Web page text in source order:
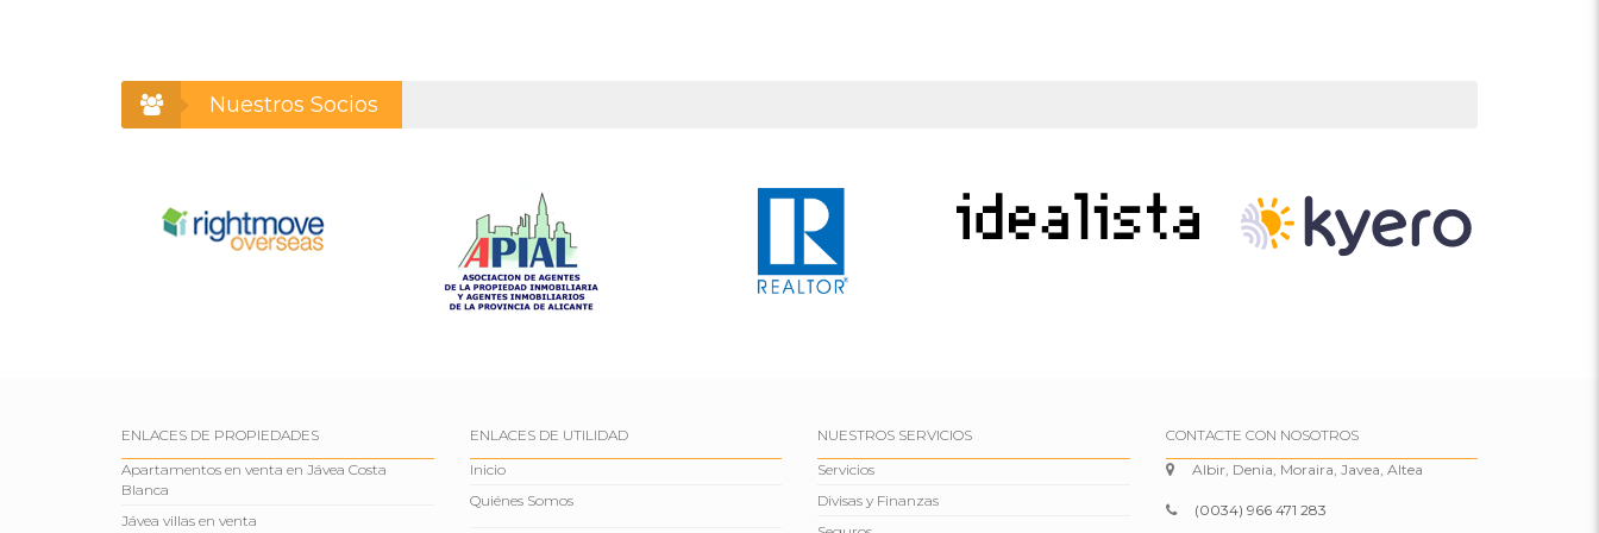
Nuestros Socios
ENLACES DE PROPIEDADES
Apartamentos en venta en Jávea Costa
Blanca
Jávea villas en venta
ENLACES DE UTILIDAD
Inicio
Quiénes Somos
NUESTROS SERVICIOS
Servicios
Divisas y Finanzas
CONTACTE CON NOSOTROS
Albir, Denia, Moraira, Javea, Altea
(0034) 966 471 283